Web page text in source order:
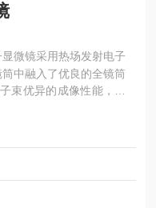
微镜采用热场发射电子
中融入了优良的全镜筒
束优异的成像性能，适
行成像，可大程度揭示